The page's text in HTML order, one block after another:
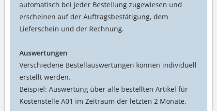
automatisch bei jeder Bestellung zugewiesen und
erscheinen auf der Auftragsbestätigung, dem
Lieferschein und der Rechnung.
Auswertungen
Verschiedene Bestellauswertungen können individuell
erstellt werden.
Beispiel: Auswertung über alle bestellten Artikel für
Kostenstelle A01 im Zeitraum der letzten 2 Monate.